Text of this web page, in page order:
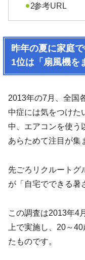
参考URL
昨年の夏に家庭
1位は「扇風機を
2013年の7月、全国
中症には気をつけた
中、エアコンを使う
あらためて注目が集
先ごろリクルートグ
が「自宅でできる暑
この調査は2013年4
上で実施し、20～
たものです。